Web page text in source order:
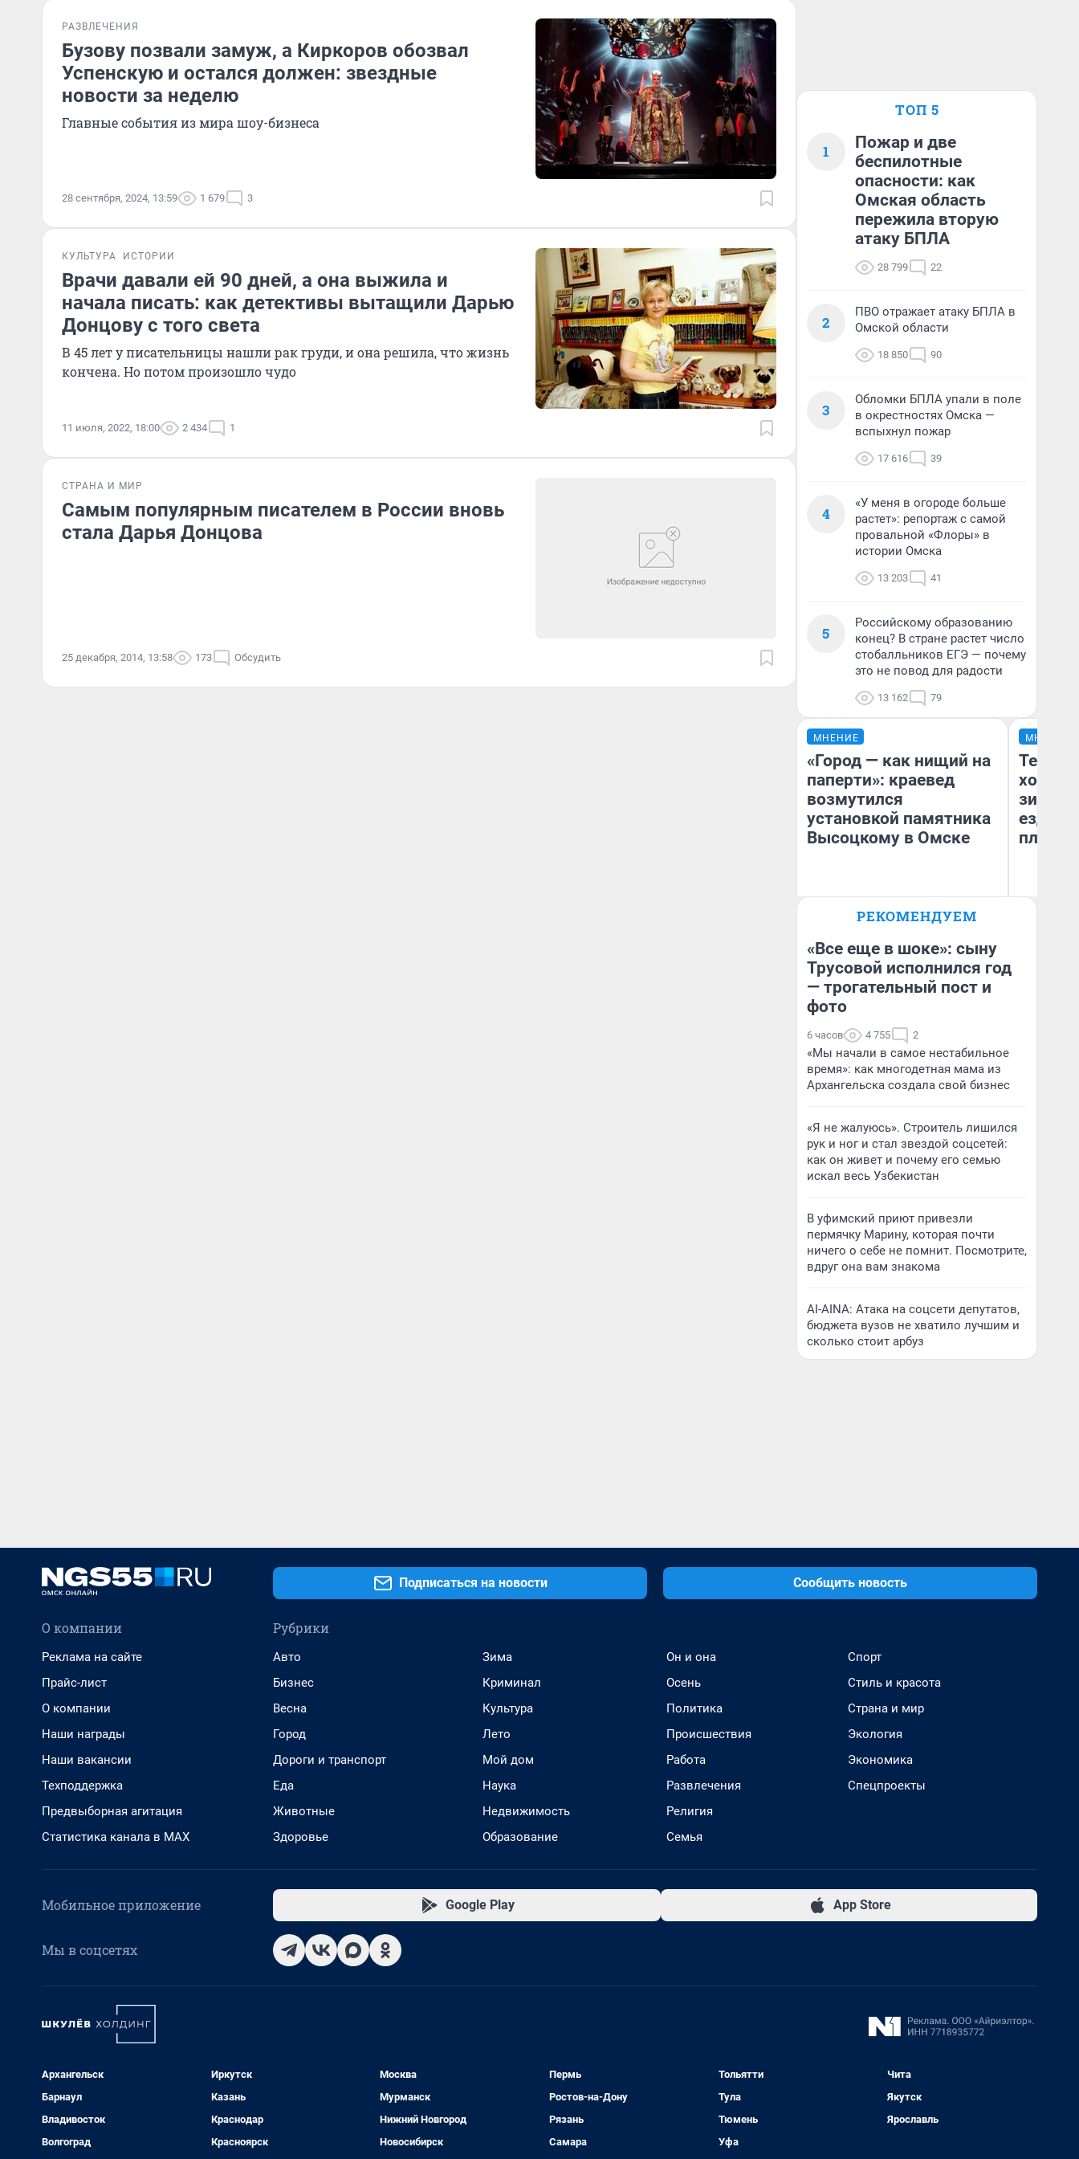
РАЗВЛЕЧЕНИЯ
Бузову позвали замуж, а Киркоров обозвал
Успенскую и остался должен: звездные
новости за неделю
Главные события из мира шоу-бизнеса
28 сентября, 2024, 13:59 1 679 3
КУЛЬТУРА ИСТОРИИ
Врачи давали ей 90 дней, а она выжила и
начала писать: как детективы вытащили Дарью
Донцову с того света
В 45 лет у писательницы нашли рак груди, и она решила, что жизнь
кончена. Но потом произошло чудо
11 июля, 2022, 18:00 2 434 1
СТРАНА И МИР
Самым популярным писателем в России вновь
стала Дарья Донцова
25 декабря, 2014, 13:58 173 Обсудить
ТОП 5
1
Пожар и две
беспилотные
опасности: как
Омская область
пережила вторую
атаку БПЛА
28 799 22
2
ПВО отражает атаку БПЛА в
Омской области
18 850 90
3
Обломки БПЛА упали в поле
в окрестностях Омска —
вспыхнул пожар
17 616 39
4
«У меня в огороде больше
растет»: репортаж с самой
провальной «Флоры» в
истории Омска
13 203 41
5
Российскому образованию
конец? В стране растет число
стобалльников ЕГЭ — почему
это не повод для радости
13 162 79
МНЕНИЕ
«Город — как нищий на
паперти»: краевед
возмутился
установкой памятника
Высоцкому в Омске
Игорь Коновалов
МНЕНИЕ
Тепло
зимой.
ездит
плюсы
РЕКОМЕНДУЕМ
«Все еще в шоке»: сыну
Трусовой исполнился год
— трогательный пост и
фото
6 часов 4 755 2
«Мы начали в самое нестабильное
время»: как многодетная мама из
Архангельска создала свой бизнес
«Я не жалуюсь». Строитель лишился
рук и ног и стал звездой соцсетей:
как он живет и почему его семью
искал весь Узбекистан
В уфимский приют привезли
пермячку Марину, которая почти
ничего о себе не помнит. Посмотрите,
вдруг она вам знакома
AI-AINA: Атака на соцсети депутатов,
бюджета вузов не хватило лучшим и
сколько стоит арбуз
Подписаться на новости Сообщить новость
О компании
Реклама на сайте
Прайс-лист
О компании
Наши награды
Наши вакансии
Техподдержка
Предвыборная агитация
Статистика канала в MAX
Рубрики
Авто
Бизнес
Весна
Город
Дороги и транспорт
Еда
Животные
Здоровье
Зима
Криминал
Культура
Лето
Мой дом
Наука
Недвижимость
Образование
Он и она
Осень
Политика
Происшествия
Работа
Развлечения
Религия
Семья
Спорт
Стиль и красота
Страна и мир
Экология
Экономика
Спецпроекты
Мобильное приложение Google Play App Store
Мы в соцсетях
Архангельск
Барнаул
Владивосток
Волгоград
Иркутск
Казань
Краснодар
Красноярск
Москва
Мурманск
Нижний Новгород
Новосибирск
Пермь
Ростов-на-Дону
Рязань
Самара
Тольятти
Тула
Тюмень
Уфа
Чита
Якутск
Ярославль